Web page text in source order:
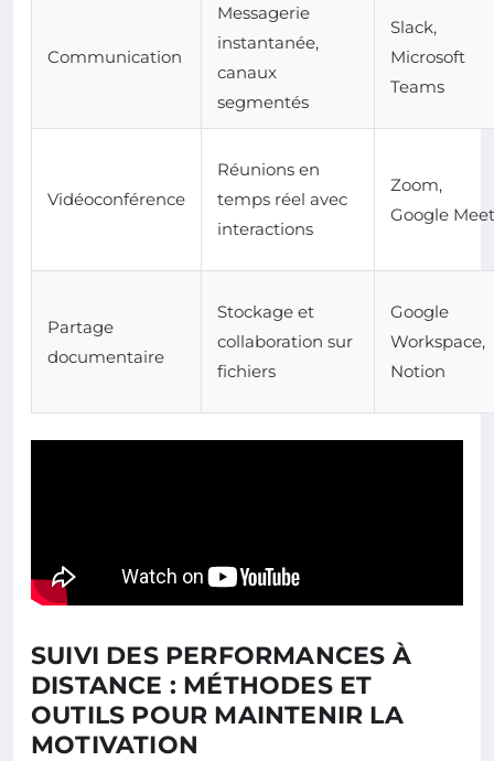
Communication
Messagerie
instantanée,
canaux
segmentés
Slack,
Microsoft
Teams
Vidéoconférence
Réunions en
temps réel avec
interactions
Zoom,
Google Meet
Partage
documentaire
Stockage et
collaboration sur
fichiers
Google
Workspace,
Notion
SUIVI DES PERFORMANCES À
DISTANCE : MÉTHODES ET
OUTILS POUR MAINTENIR LA
MOTIVATION